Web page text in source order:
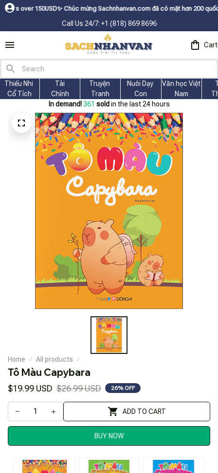
✨Chúc mừng Sachnhanvan.com đã có mặt hơn 200 quốc gia như Mỹ,
Call Us 24/7: +1 (818) 869 8696
Cart
Thiếu Nhi
Cổ Tích
Tài
Chính
Truyện
Tranh
Nuôi Dạy
Con
Văn học Việt
Nam
In demand! 361 sold in the last 24 hours
Home All products
Tô Màu Capybara
$19.99 USD $26.99 USD 26% OFF
ADD TO CART
BUY NOW